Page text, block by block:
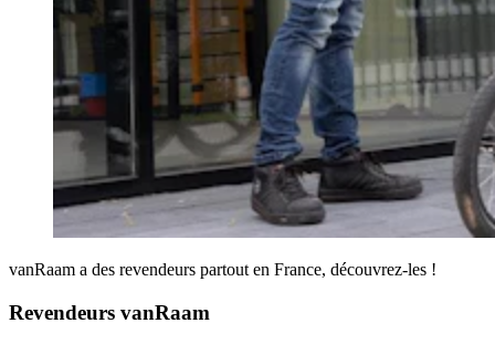
vanRaam a des revendeurs partout en France, découvrez-les !
Revendeurs vanRaam